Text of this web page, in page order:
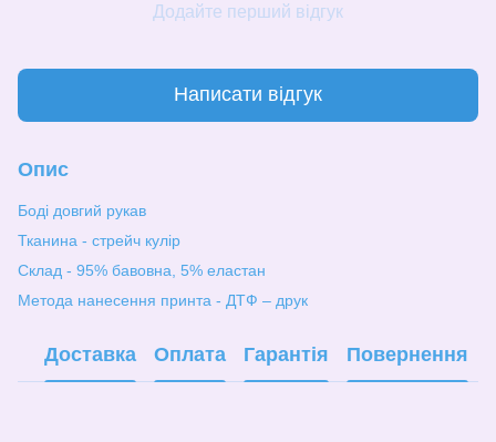
Додайте перший відгук
Написати відгук
Опис
Боді довгий рукав
Тканина - стрейч кулір
Склад - 95% бавовна, 5% еластан
Метода нанесення принта - ДТФ – друк
Доставка Оплата Гарантія Повернення